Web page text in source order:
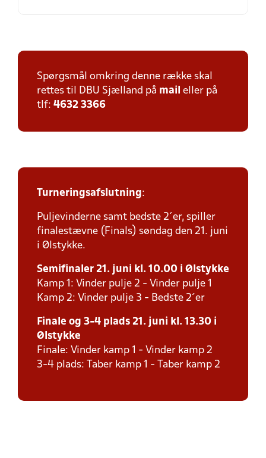
Spørgsmål omkring denne række skal
rettes til DBU Sjælland på mail eller på
tlf: 4632 3366
Turneringsafslutning:
Puljevinderne samt bedste 2´er, spiller
finalestævne (Finals) søndag den 21. juni
i Ølstykke.
Semifinaler 21. juni kl. 10.00 i Ølstykke
Kamp 1: Vinder pulje 2 - Vinder pulje 1
Kamp 2: Vinder pulje 3 - Bedste 2´er
Finale og 3-4 plads 21. juni kl. 13.30 i
Ølstykke
Finale: Vinder kamp 1 - Vinder kamp 2
3-4 plads: Taber kamp 1 - Taber kamp 2